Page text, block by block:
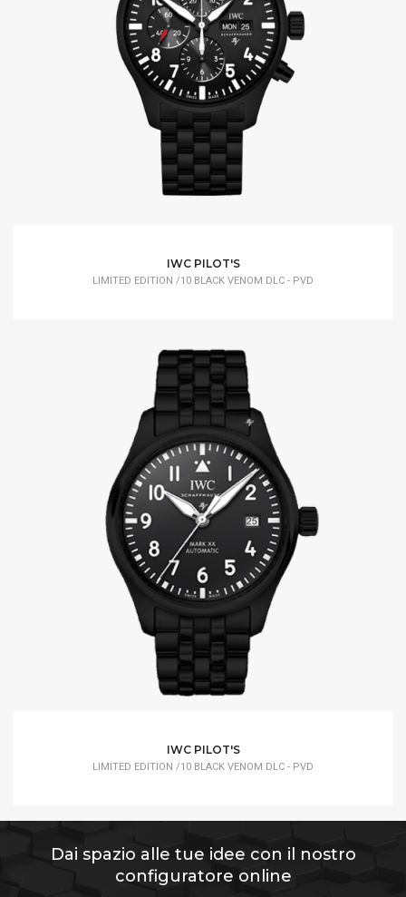
IWC PILOT'S
LIMITED EDITION /10 BLACK VENOM DLC - PVD
IWC PILOT'S
LIMITED EDITION /10 BLACK VENOM DLC - PVD
Dai spazio alle tue idee con il nostro
configuratore online